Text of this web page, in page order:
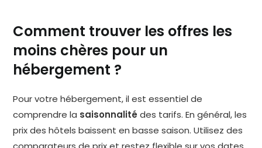
Comment trouver les offres les
moins chères pour un
hébergement ?
Pour votre hébergement, il est essentiel de
comprendre la saisonnalité des tarifs. En général, les
prix des hôtels baissent en basse saison. Utilisez des